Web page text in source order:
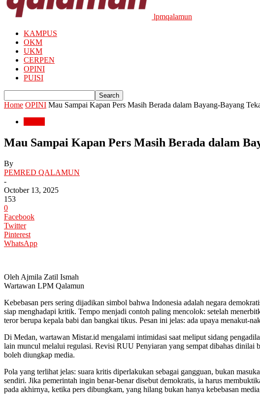
lpmqalamun
KAMPUS
OKM
UKM
CERPEN
OPINI
PUISI
Home OPINI Mau Sampai Kapan Pers Masih Berada dalam Bayang-Bayang
Mau Sampai Kapan Pers Masih Berada dalam
By
PEMRED QALAMUN
-
October 13, 2025
153
0
Facebook
Twitter
Pinterest
WhatsApp
Oleh Ajmila Zatil Ismah
Wartawan LPM Qalamun
Kebebasan pers sering dijadikan simbol bahwa Indonesia adalah negara
siap menghadapi kritik. Tempo menjadi contoh paling mencolok: setelah
teror berupa kepala babi dan bangkai tikus. Pesan ini jelas: ada upaya menakut-
Di Medan, wartawan Mistar.id mengalami intimidasi saat meliput sidang
lain muncul melalui regulasi. Revisi RUU Penyiaran yang sempat dibahas dinilai
boleh diungkap media.
Pola yang terlihat jelas: suara kritis diperlakukan sebagai gangguan, bukan
sendiri. Jika pemerintah ingin benar-benar disebut demokratis, ia harus
pada akhirnya, ketika pers dibungkam, yang hilang bukan hanya kebebasan